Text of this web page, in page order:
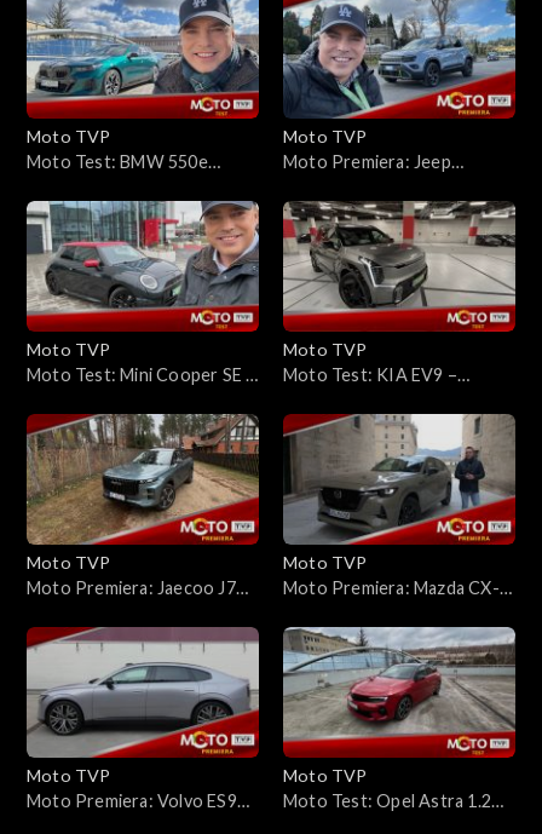
przenikliwe spojrzenia
Moto TVP
Moto Test: BMW 550e
od M5, ale już piekielnie
szybka. To świetny materiał
na tzw. sleepera
Moto TVP
Moto Premiera: Jeep
Jeep z napędem na obie osie.
Czy ma w sobie terenowe
geny?
Moto TVP
Moto Test: Mini Cooper SE –
napęd pasuje do niego jak
ulał
Moto TVP
Moto Test: KIA EV9 –
przyspiesza jak auto
sportowe. Jaki ma zasięg?
Moto TVP
Moto Premiera: Jaecoo J7
wymyślą układ hybrydowy na
Moto TVP
Moto Premiera: Mazda CX-
poprzedniczki, ale to inne
auto
Moto TVP
Moto Premiera: Volvo ES90
Moto TVP
Moto Test: Opel Astra 1.2